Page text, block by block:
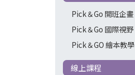
Pick＆Go 開班企畫
Pick＆Go 國際視野
Pick＆GO 繪本教學
線上課程